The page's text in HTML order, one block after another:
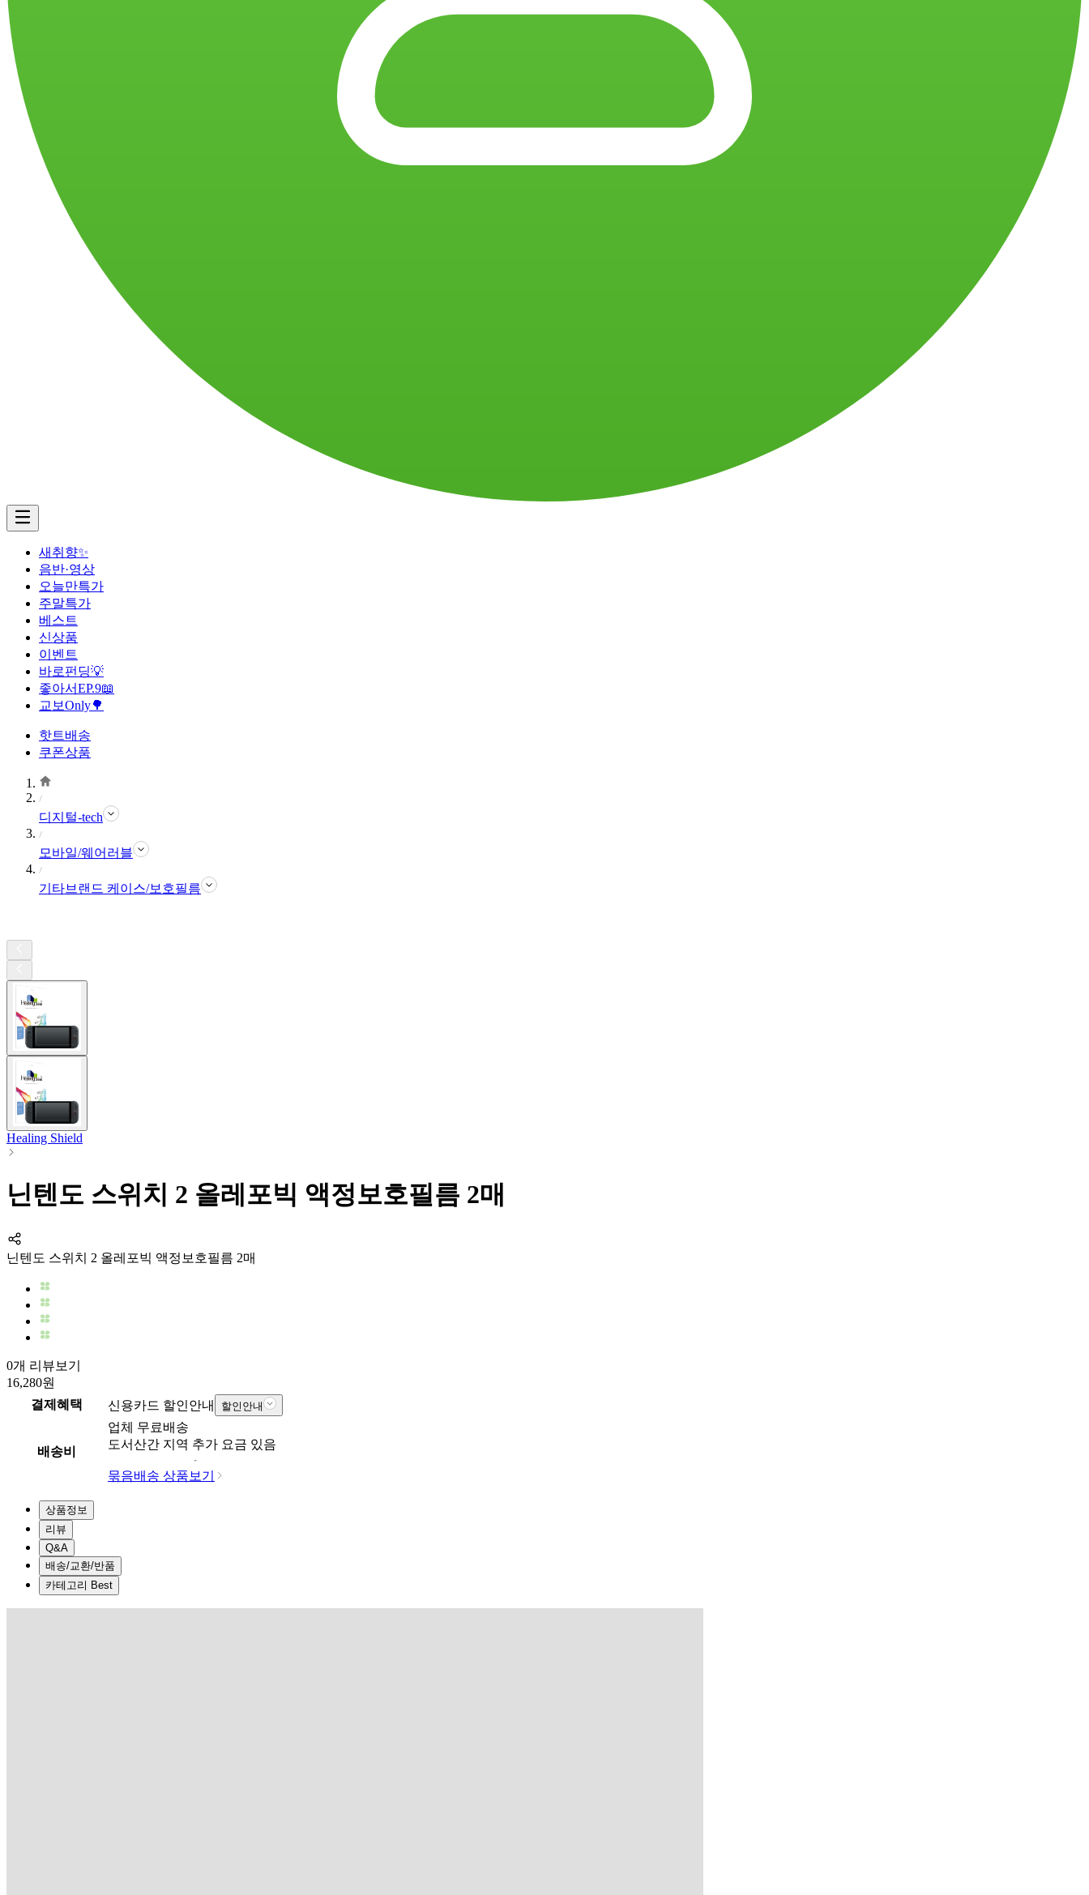
새취향✨
음반·영상
오늘만특가
주말특가
베스트
신상품
이벤트
바로펀딩💡
좋아서EP.9📖
교보Only🌳
핫트배송
쿠폰상품
디지털-tech
모바일/웨어러블
기타브랜드 케이스/보호필름
Healing Shield
닌텐도 스위치 2 올레포빅 액정보호필름 2매
닌텐도 스위치 2 올레포빅 액정보호필름 2매
0개 리뷰보기
16,280원
결제혜택
신용카드 할인안내 할인안내
배송비
업체 무료배송
도서산간 지역 추가 요금 있음
묶음배송 상품보기
상품정보
리뷰
Q&A
배송/교환/반품
카테고리 Best